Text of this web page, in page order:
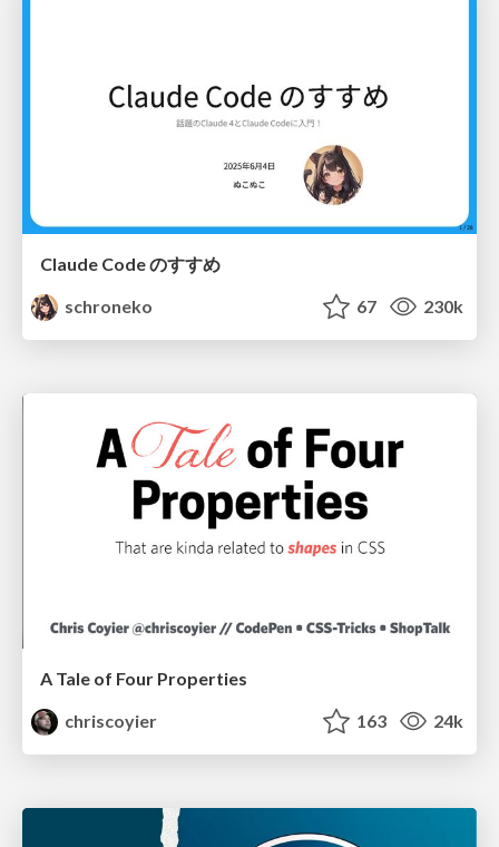
Claude Code のすすめ
schroneko
67 230k
A Tale of Four Properties
chriscoyier
163 24k